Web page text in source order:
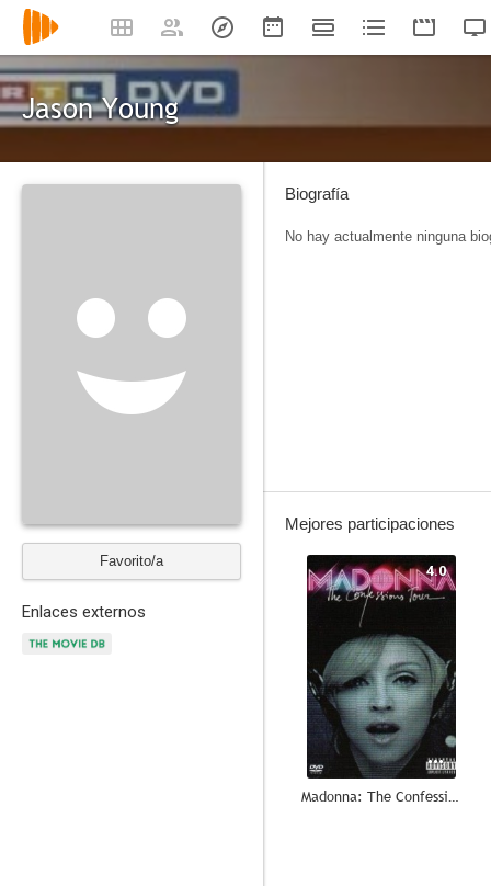
Jason Young
Favorito/a
Enlaces externos
Biografía
No hay actualmente ninguna
Mejores participaciones
4.0
Madonna: The Confessions Tour Live from London